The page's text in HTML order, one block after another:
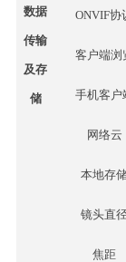
数据
传输
及存
储
ONVIF协
客户端浏
手机客户
网络云
本地存
镜头直径
焦距